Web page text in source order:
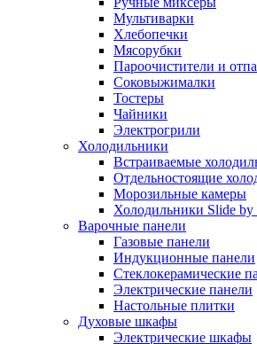
Мультиварки
Хлебопечки
Мясорубки
Пароочистители и
Соковыжималки
Тостеры
Чайники
Электрогрили
Холодильники
Встраиваемые
Отдельностоящие
Морозильные камеры
Холодильники Slide by
Варочные панели
Газовые панели
Индукционные панели
Стеклокерамические
Электрические панели
Настольные плитки
Духовые шкафы
Электрические шкафы